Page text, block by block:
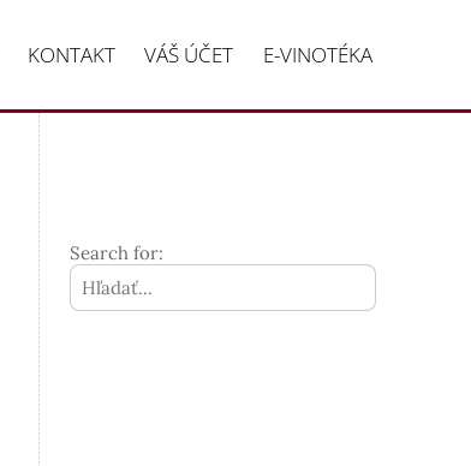
KONTAKT VÁŠ ÚČET E-VINOTÉKA
Search for: